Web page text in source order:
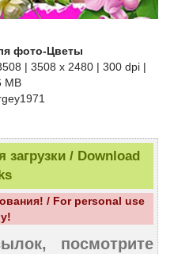
фото-Цветы
| 3508 x 2480 | 300 dpi |
MB
/ Download
/ For personal use
посмотрите